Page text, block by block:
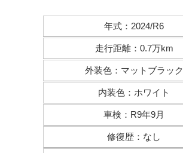
年式 ： 2024/R6
走行距離： 0.7万km
外装色： マットブラック
内装色 ： ホワイト
車検 ： R9年9月
修復歴 ： なし